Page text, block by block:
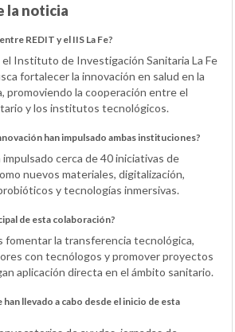
la noticia
REDIT y el IIS La Fe?
Instituto de Investigación Sanitaria La Fe
fortalecer la innovación en salud en la
promoviendo la cooperación entre el
y los institutos tecnológicos.
han impulsado ambas instituciones?
cerca de 40 iniciativas de
nuevos materiales, digitalización,
y tecnologías inmersivas.
de esta colaboración?
fomentar la transferencia tecnológica,
con tecnólogos y promover proyectos
aplicación directa en el ámbito sanitario.
llevado a cabo desde el inicio de esta